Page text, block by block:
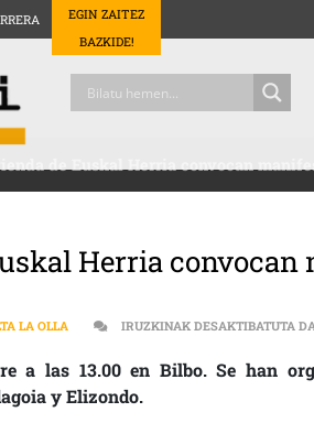
EGIN ZAITEZ
BAZKIDE!
de Euskal Herria convocan
Herria
LA OLLA IRUZKINAK DESAKTIBATUTA
a las 13.00 en Bilbo. Se han
y Elizondo.